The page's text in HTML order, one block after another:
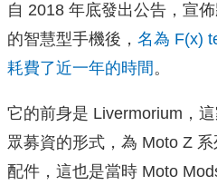
自 2018 年底發出公告，宣
的智慧型手機後， 名為 F(x)
耗費了近一年的時間。
它的前身是 Livermorium，
眾募資的形式，為 Moto Z
配件，這也是當時 Moto